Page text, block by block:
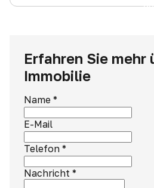
Erfahren Sie mehr
Immobilie
Name *
E-Mail
Telefon *
Nachricht *